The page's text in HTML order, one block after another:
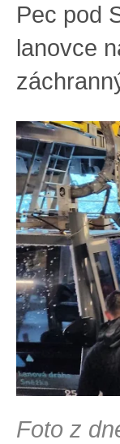
Pec pod
lanovce
Foto z